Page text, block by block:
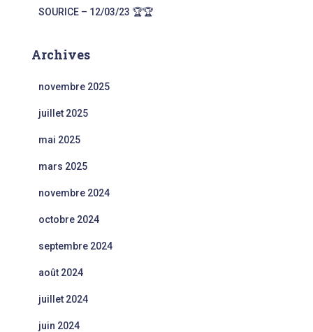
SOURICE – 12/03/23 🏆🏆
Archives
novembre 2025
juillet 2025
mai 2025
mars 2025
novembre 2024
octobre 2024
septembre 2024
août 2024
juillet 2024
juin 2024